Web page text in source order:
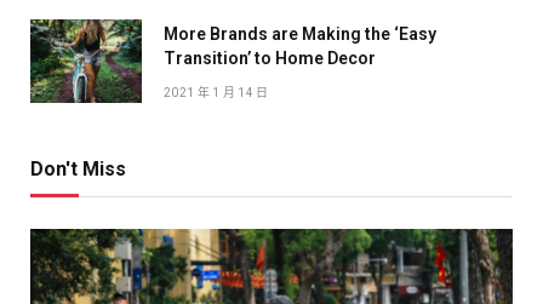
More Brands are Making the ‘Easy
Transition’ to Home Decor
2021 年 1 月 14 日
Don't Miss